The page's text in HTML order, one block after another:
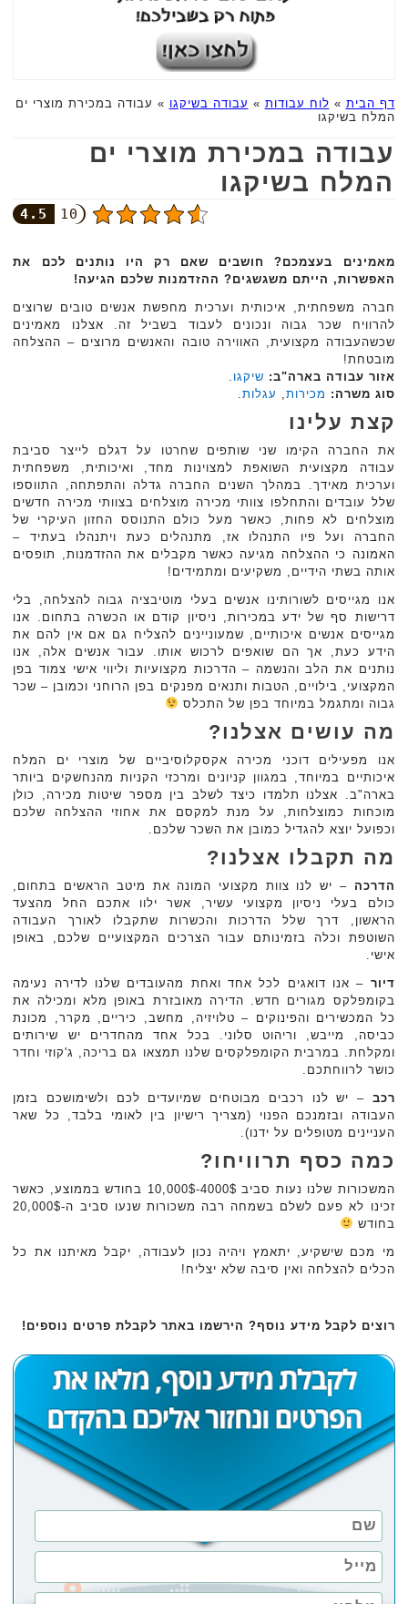
דף הבית » לוח עבודות » עבודה בשיקגו » עבודה במכירת מוצרי ים
המלח בשיקגו
עבודה במכירת מוצרי ים
המלח בשיקגו
4.5 10
מאמינים בעצמכם? חושבים שאם רק היו נותנים לכם את
האפשרות, הייתם משגשגים? ההזדמנות שלכם הגיעה!
חברה משפחתית, איכותית וערכית מחפשת אנשים טובים שרוצים
להרוויח שכר גבוה ונכונים לעבוד בשביל זה. אצלנו מאמינים
שכשהעבודה מקצועית, האווירה טובה והאנשים מרוצים – ההצלחה
מובטחת!
אזור עבודה בארה"ב: שיקגו
סוג משרה: מכירות עגלות
קצת עלינו
את החברה הקימו שני שותפים שחרטו על דגלם לייצר סביבת
עבודה מקצועית השואפת למצוינות מחד, ואיכותית, משפחתית
וערכית מאידך. במהלך השנים החברה גדלה והתפתחה, התווספו
שלל עובדים והתחלפו צוותי מכירה מוצלחים בצוותי מכירה חדשים
מוצלחים לא פחות, כאשר מעל כולם התנוסס החזון העיקרי של
החברה ועל פיו התנהלו אז, מתנהלים כעת ויתנהלו בעתיד –
האמונה כי ההצלחה מגיעה כאשר מקבלים את ההזדמנות, תופסים
אותה בשתי הידיים, משקיעים ומתמידים!
אנו מגייסים לשורותינו אנשים בעלי מוטיבציה גבוה להצלחה, בלי
דרישות סף של ידע במכירות, ניסיון קודם או הכשרה בתחום. אנו
מגייסים אנשים איכותיים, שמעוניינים להצליח גם אם אין להם את
הידע כעת, אך הם שואפים לרכוש אותו. עבור אנשים אלה, אנו
נותנים את הלב והנשמה – הדרכות מקצועיות וליווי אישי צמוד בפן
המקצועי, בילויים, הטבות ותנאים מפנקים בפן הרוחני וכמובן – שכר
גבוה ומתגמל במיוחד בפן של התכלס
מה עושים אצלנו?
אנו מפעילים דוכני מכירה אקסקלוסיביים של מוצרי ים המלח
איכותיים במיוחד, במגוון קניונים ומרכזי הקניות מהנחשקים ביותר
בארה"ב. אצלנו תלמדו כיצד לשלב בין מספר שיטות מכירה, כולן
מוכחות כמוצלחות, על מנת למקסם את אחוזי ההצלחה שלכם
וכפועל יוצא להגדיל כמובן את השכר שלכם.
מה תקבלו אצלנו?
הדרכה – יש לנו צוות מקצועי המונה את מיטב הראשים בתחום,
כולם בעלי ניסיון מקצועי עשיר, אשר ילוו אתכם החל מהצעד
הראשון, דרך שלל הדרכות והכשרות שתקבלו לאורך העבודה
השוטפת וכלה בזמינותם עבור הצרכים המקצועיים שלכם, באופן
אישי.
דיור – אנו דואגים לכל אחד ואחת מהעובדים שלנו לדירה נעימה
בקומפלקס מגורים חדש. הדירה מאובזרת באופן מלא ומכילה את
כל המכשירים והפינוקים – טלויזיה, מחשב, כיריים, מקרר, מכונת
כביסה, מייבש, וריהוט סלוני. בכל אחד מהחדרים יש שירותים
ומקלחת. במרבית הקומפלקסים שלנו תמצאו גם בריכה, ג'קוזי וחדר
כושר לרווחתכם.
רכב – יש לנו רכבים מבוטחים שמיועדים לכם ולשימושכם בזמן
העבודה ובזמנכם הפנוי (מצריך רישיון בין לאומי בלבד, כל שאר
העניינים מטופלים על ידנו).
כמה כסף תרוויחו?
המשכורות שלנו נעות סביב 4000$-10,000$ בחודש בממוצע, כאשר
זכינו לא פעם לשלם בשמחה רבה משכורות שנעו סביב ה-20,000$
בחודש
מי מכם שישקיע, יתאמץ ויהיה נכון לעבודה, יקבל מאיתנו את כל
הכלים להצלחה ואין סיבה שלא יצליח!
רוצים לקבל מידע נוסף? הירשמו באתר לקבלת פרטים נוספים!‏